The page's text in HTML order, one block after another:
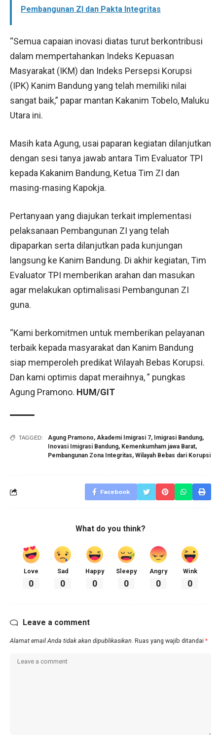
Pembangunan ZI dan Pakta Integritas
“Semua capaian inovasi diatas turut berkontribusi
dalam mempertahankan Indeks Kepuasan
Masyarakat (IKM) dan Indeks Persepsi Korupsi
(IPK) Kanim Bandung yang telah memiliki nilai
sangat baik,” papar mantan Kakanim Tobelo, Maluku
Utara ini.
Masih kata Agung, usai paparan kegiatan dilanjutkan
dengan sesi tanya jawab antara Tim Evaluator TPI
kepada Kakanim Bandung, Ketua Tim ZI dan
masing-masing Kapokja.
Pertanyaan yang diajukan terkait implementasi
pelaksanaan Pembangunan ZI yang telah
dipaparkan serta dilanjutkan pada kunjungan
langsung ke Kanim Bandung. Di akhir kegiatan, Tim
Evaluator TPI memberikan arahan dan masukan
agar melakukan optimalisasi Pembangunan ZI
guna.
“Kami berkomitmen untuk memberikan pelayanan
terbaik kepada masyarakat dan Kanim Bandung
siap memperoleh predikat Wilayah Bebas Korupsi.
Dan kami optimis dapat meraihnya, ” pungkas
Agung Pramono. HUM/GIT
TAGGED: Agung Pramono, Akademi Imigrasi 7, Imigrasi Bandung,
Inovasi Imigrasi Bandung, Kemenkumham jawa Barat,
Pembangunan Zona Integritas, Wilayah Bebas dari Korupsi
Facebook
What do you think?
Love
0
Sad
0
Happy
0
Sleepy
0
Angry
0
Wink
0
Leave a comment
Alamat email Anda tidak akan dipublikasikan. Ruas yang wajib ditandai *